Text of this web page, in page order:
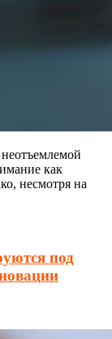
как
несмотря на
под